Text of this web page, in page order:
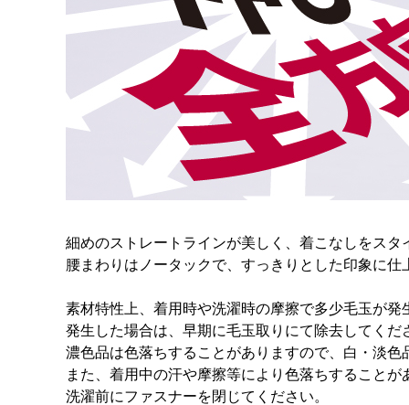
細めのストレートラインが美しく、着こなしをス
腰まわりはノータックで、すっきりとした印象に仕
素材特性上、着用時や洗濯時の摩擦で多少毛玉が発
発生した場合は、早期に毛玉取りにて除去してくだ
濃色品は色落ちすることがありますので、白・淡色
また、着用中の汗や摩擦等により色落ちすること
洗濯前にファスナーを閉じてください。